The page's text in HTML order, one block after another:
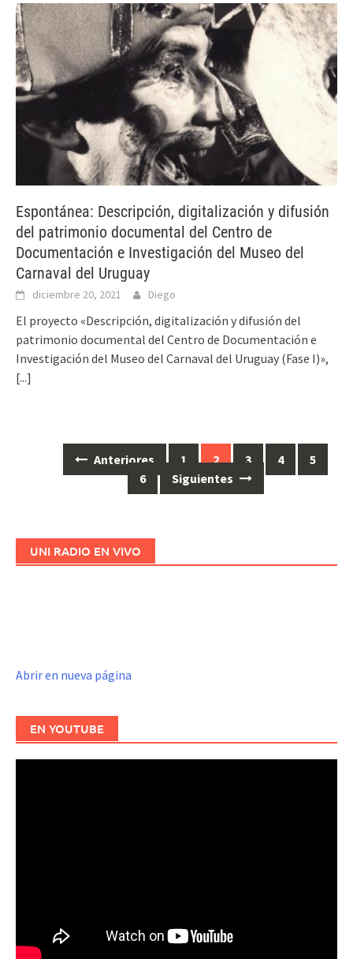
Espontánea: Descripción, digitalización y difusión
del patrimonio documental del Centro de
Documentación e Investigación del Museo del
Carnaval del Uruguay
diciembre 20, 2021 Diego
El proyecto «Descripción, digitalización y difusión del
patrimonio documental del Centro de Documentación e
Investigación del Museo del Carnaval del Uruguay (Fase I)»,
[...]
Anteriores 1 2 3 4
5
6
Siguientes
UNI RADIO EN VIVO
Abrir en nueva página
EN YOUTUBE